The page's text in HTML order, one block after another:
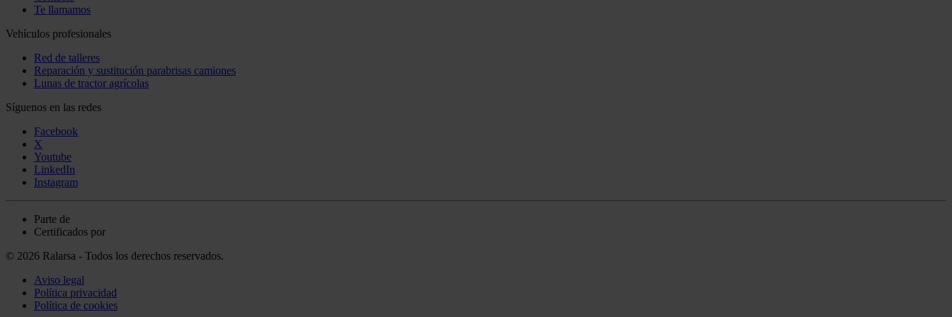
Te llamamos
Vehículos profesionales
Red de talleres
Reparación y sustitución parabrisas camiones
Lunas de tractor agrícolas
Síguenos en las redes
Facebook
X
Youtube
LinkedIn
Instagram
Parte de
Certificados por
© 2026 Ralarsa - Todos los derechos reservados.
Aviso legal
Política privacidad
Política de cookies